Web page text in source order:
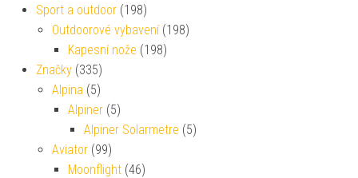
Sport a outdoor (198)
Outdoorové vybavení (198)
Kapesní nože (198)
Značky (335)
Alpina (5)
Alpiner (5)
Alpiner Solarmetre (5)
Aviator (99)
Moonflight (46)